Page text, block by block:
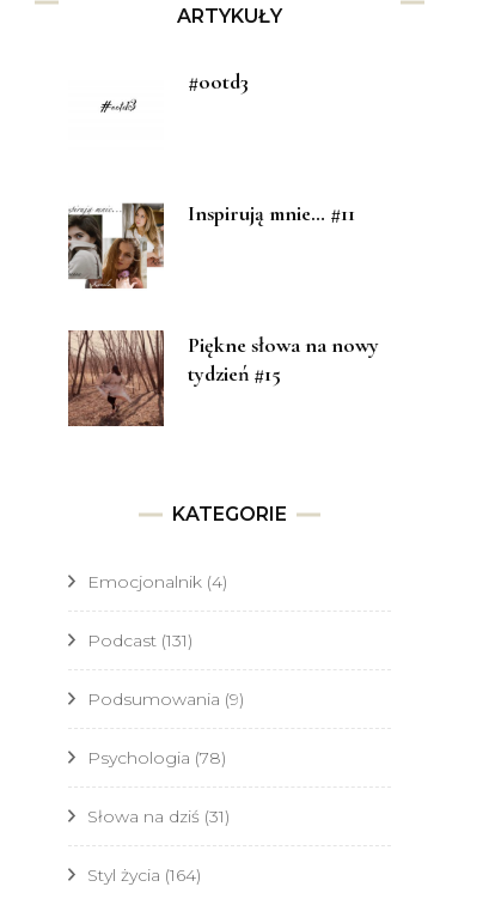
ARTYKUŁY
#ootd3
Inspirują mnie… #11
Piękne słowa na nowy
tydzień #15
KATEGORIE
Emocjonalnik (4)
Podcast (131)
Podsumowania (9)
Psychologia (78)
Słowa na dziś (31)
Styl życia (164)